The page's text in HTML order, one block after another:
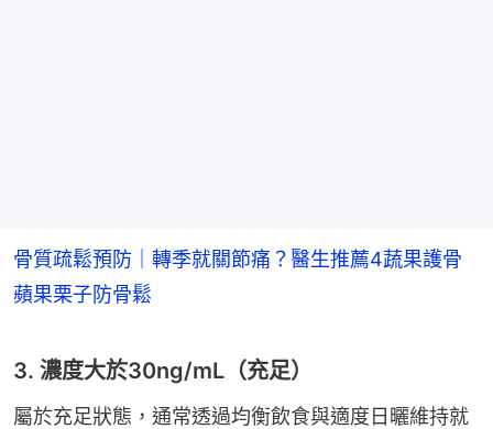
骨質疏鬆預防｜轉季就關節痛？醫生推薦4蔬果護骨
蘋果栗子防骨鬆
3. 濃度大於30ng/mL（充足）
屬於充足狀態，通常透過均衡飲食與適度日曬維持就